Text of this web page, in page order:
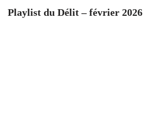
Playlist du Délit – février 2026